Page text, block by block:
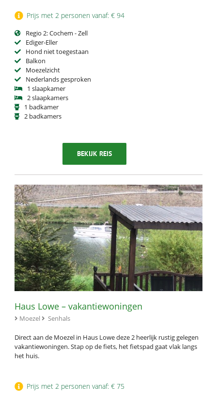
Prijs met 2 personen vanaf: € 94
Regio 2: Cochem - Zell
Ediger-Eller
Hond niet toegestaan
Balkon
Moezelzicht
Nederlands gesproken
1 slaapkamer
2 slaapkamers
1 badkamer
2 badkamers
BEKIJK REIS
Haus Lowe – vakantiewoningen
Moezel Senhals
Direct aan de Moezel in Haus Lowe deze 2 heerlijk rustig gelegen
vakantiewoningen. Stap op de fiets, het fietspad gaat vlak langs
het huis.
Prijs met 2 personen vanaf: € 75